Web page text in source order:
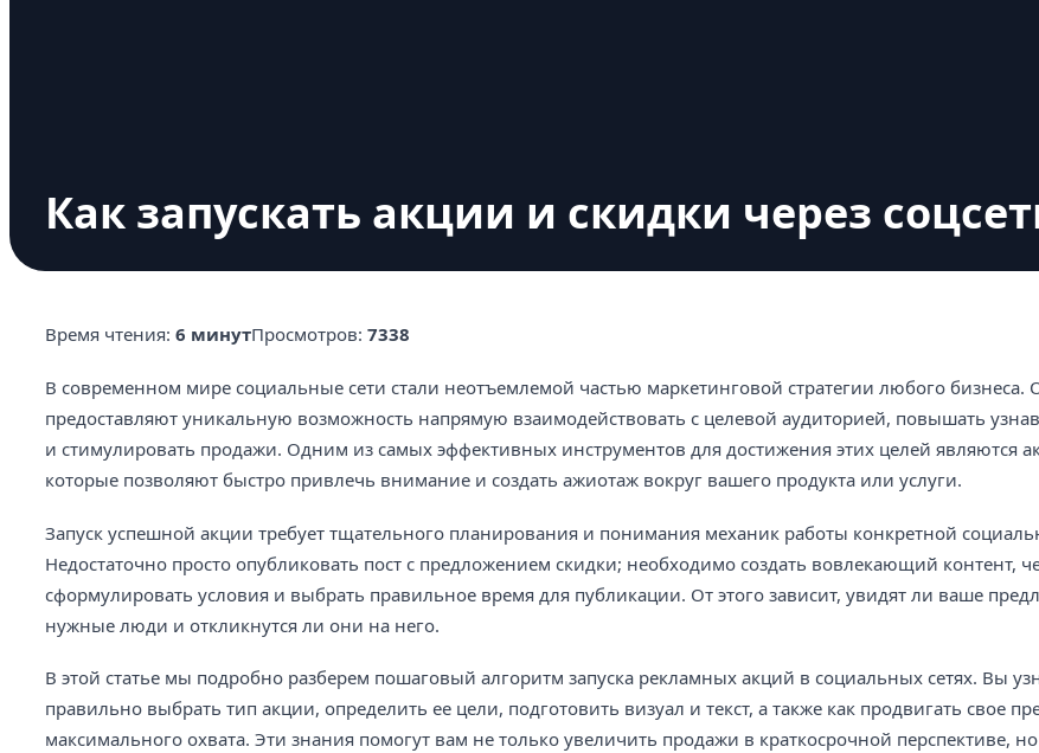
Как запускать акции и скидки через
Время чтения: 6 минутПросмотров: 7338
В современном мире социальные сети стали неотъемлемой частью маркетинговой стратегии любого бизнеса.
предоставляют уникальную возможность напрямую взаимодействовать с целевой аудиторией, повышать
и стимулировать продажи. Одним из самых эффективных инструментов для достижения этих целей являются
которые позволяют быстро привлечь внимание и создать ажиотаж вокруг вашего продукта или услуги.
Запуск успешной акции требует тщательного планирования и понимания механик работы конкретной
Недостаточно просто опубликовать пост с предложением скидки; необходимо создать вовлекающий контент,
сформулировать условия и выбрать правильное время для публикации. От этого зависит, увидят ли ваше
нужные люди и откликнутся ли они на него.
В этой статье мы подробно разберем пошаговый алгоритм запуска рекламных акций в социальных сетях. Вы
правильно выбрать тип акции, определить ее цели, подготовить визуал и текст, а также как продвигать свое
максимального охвата. Эти знания помогут вам не только увеличить продажи в краткосрочной перспективе,